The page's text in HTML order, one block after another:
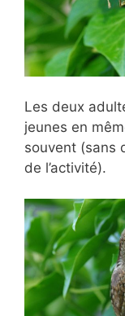
Les deux
jeunes en
souvent (sans
de l’activité).